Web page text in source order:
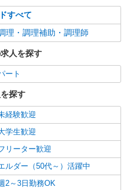
「幸活」始めませんか？調理
交通費全額支給(ガソリン代含
優遇≫
最寄り駅：草薙
詳細を見る
すべて
理・調理補助・調理師
人を探す
ート
探す
経験歓迎
学生歓迎
リーター歓迎
ルダー（50代～）活躍中
2～3日勤務OK